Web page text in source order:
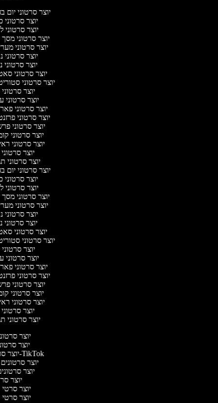
יוצר סרטוני יום
יוצר
יוצר סרטוני
יוצר סרטוני
יוצר סרטוני
יוצר סרטוני
יוצר סרטוני
יוצר סרטוני
יוצר סרטוני
יוצר
יוצר סרטוני
יוצר סרטוני
יוצר סרטוני
יוצר סרטוני
יוצר סרטוני
יוצר סרטוני
יוצר
יוצר סרטוני
יוצר סרטוני יום
יוצר
יוצר סרטוני
יוצר סרטוני
יוצר סרטוני
יוצר סרטוני
יוצר סרטוני
יוצר סרטוני
יוצר סרטוני
יוצר
יוצר סרטוני
יוצר סרטוני
יוצר סרטוני
יוצר סרטוני
יוצר סרטוני
יוצר סרטוני
יוצר
יוצר סרטוני
יוצר
יוצר
יוצר סרטונים ל-TikTok
יוצר סרטונים
יוצר
יוצר
יוצר סרטי
יוצר סרטי